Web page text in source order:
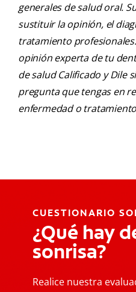
generales de salud oral.
sustituir la opinión, el
tratamiento
opinión experta de tu
de salud Calificado y Dile
pregunta que tengas en
enfermedad o
CUESTIONARIO
¿Qué hay
sonrisa?
Realice nuestra